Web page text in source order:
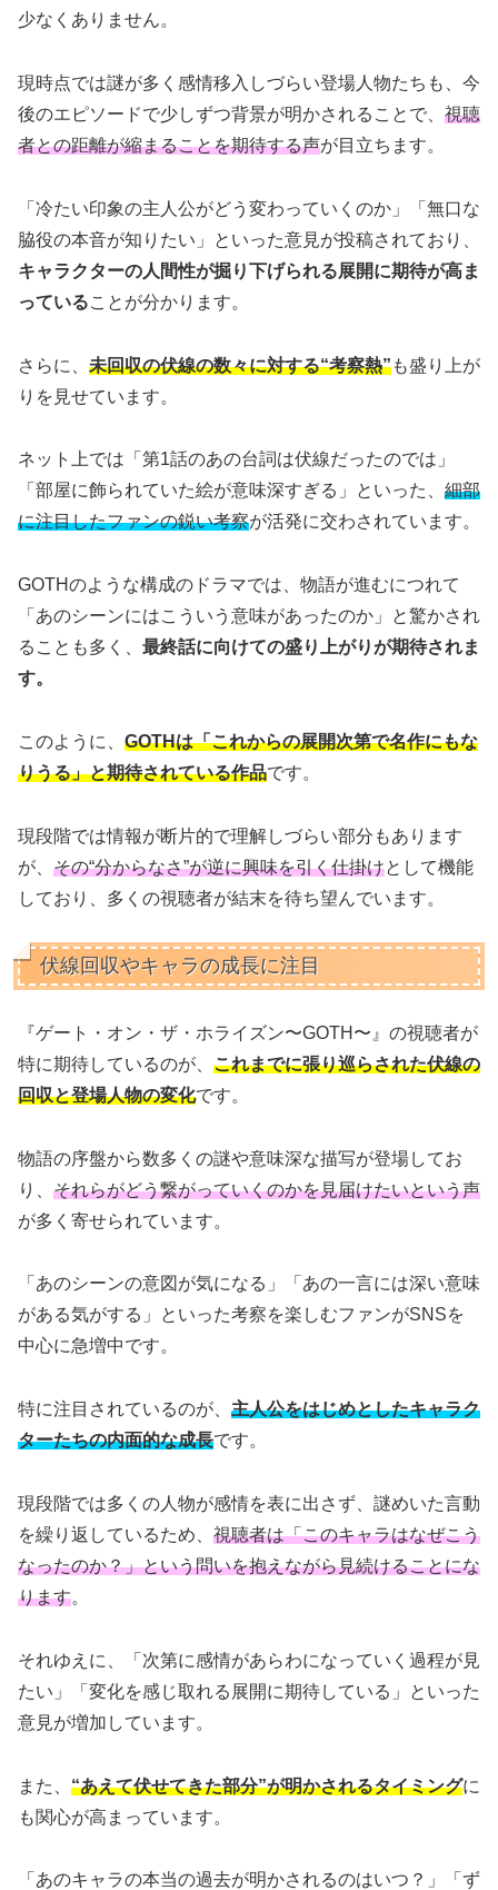
少なくありません。
現時点では謎が多く感情移入しづらい登場人物たちも、今
後のエピソードで少しずつ背景が明かされることで、 視聴
者との距離が縮まることを期待する声が目立ちます。
「冷たい印象の主人公がどう変わっていくのか」「無口な
脇役の本音が知りたい」といった意見が投稿されており、
キャラクターの人間性が掘り下げられる展開に期待が高ま
っていることが分かります。
さらに、 未回収の伏線の数々に対する“考察熱”も盛り上が
りを見せています。
ネット上では「第1話のあの台詞は伏線だったのでは」
「部屋に飾られていた絵が意味深すぎる」といった、 細部
に注目したファンの鋭い考察が活発に交わされています。
GOTHのような構成のドラマでは、物語が進むにつれて
「あのシーンにはこういう意味があったのか」と驚かされ
ることも多く、 最終話に向けての盛り上がりが期待されま
す。
このように、 GOTHは「これからの展開次第で名作にもな
りうる」と期待されている作品です。
現段階では情報が断片的で理解しづらい部分もあります
が、 その“分からなさ”が逆に興味を引く仕掛けとして機能
しており、多くの視聴者が結末を待ち望んでいます。
伏線回収やキャラの成長に注目
『ゲート・オン・ザ・ホライズン〜GOTH〜』の視聴者が
特に期待しているのが、 これまでに張り巡らされた伏線の
回収と登場人物の変化です。
物語の序盤から数多くの謎や意味深な描写が登場してお
り、 それらがどう繋がっていくのかを見届けたいという声
が多く寄せられています。
「あのシーンの意図が気になる」「あの一言には深い意味
がある気がする」といった考察を楽しむファンがSNSを
中心に急増中です。
特に注目されているのが、 主人公をはじめとしたキャラク
ターたちの内面的な成長です。
現段階では多くの人物が感情を表に出さず、謎めいた言動
を繰り返しているため、 視聴者は「このキャラはなぜこう
なったのか？」という問いを抱えながら見続けることにな
ります。
それゆえに、「次第に感情があらわになっていく過程が見
たい」「変化を感じ取れる展開に期待している」といった
意見が増加しています。
また、 “あえて伏せてきた部分”が明かされるタイミングに
も関心が高まっています。
「あのキャラの本当の過去が明かされるのはいつ？」「ず